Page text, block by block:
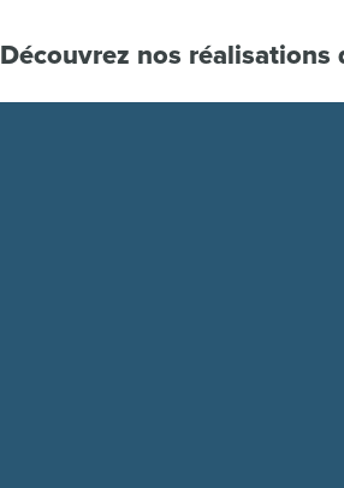
Découvrez nos